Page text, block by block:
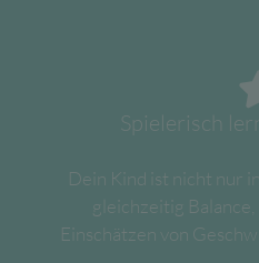
Spielerisch
Dein Kind ist nicht nur
gleichzeitig
Einschätzen von